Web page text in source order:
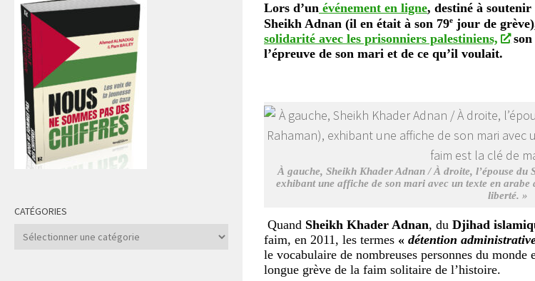
Lors d’un événement en ligne, destiné à
Sheikh Adnan (il en était à son 79e jour de
solidarité avec les prisonniers palestiniens,
son
l’épreuve de son mari et de ce qu’il voulait.
À gauche, Sheikh Khader Adnan / À droite, l’épouse
exhibant une affiche de son mari avec un texte en arabe
liberté. »
Quand Sheikh Khader Adnan, du Djihad
faim, en 2011, les termes « détention
le vocabulaire de nombreuses personnes du
longue grève de la faim solitaire de l’histoire.
CATÉGORIES
Catégories